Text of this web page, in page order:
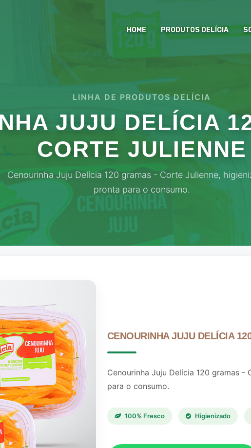
HOME PRODUTOS DELÍCIA
LINHA DE PRODUTOS DELÍCIA
JUJU DELÍCIA
CORTE JULIENNE
Cenourinha Juju Delícia 120 gramas - Corte Julienne,
pronta para o consumo.
CENOURINHA JUJU DELÍCIA
Cenourinha Juju Delícia 120 gramas
para o consumo.
100% Fresco Higienizado